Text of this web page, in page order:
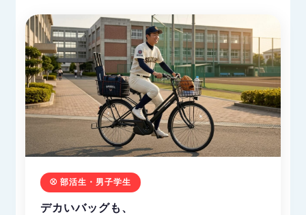
⚾ 部活生・男子学生
デカいバッグも、